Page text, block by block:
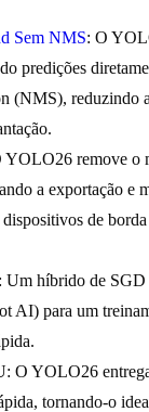
Sem NMS: O
predições
(NMS), reduzindo
YOLO26 remove o
a exportação e
de
híbrido de
AI) para um
O YOLO26
tornando-o